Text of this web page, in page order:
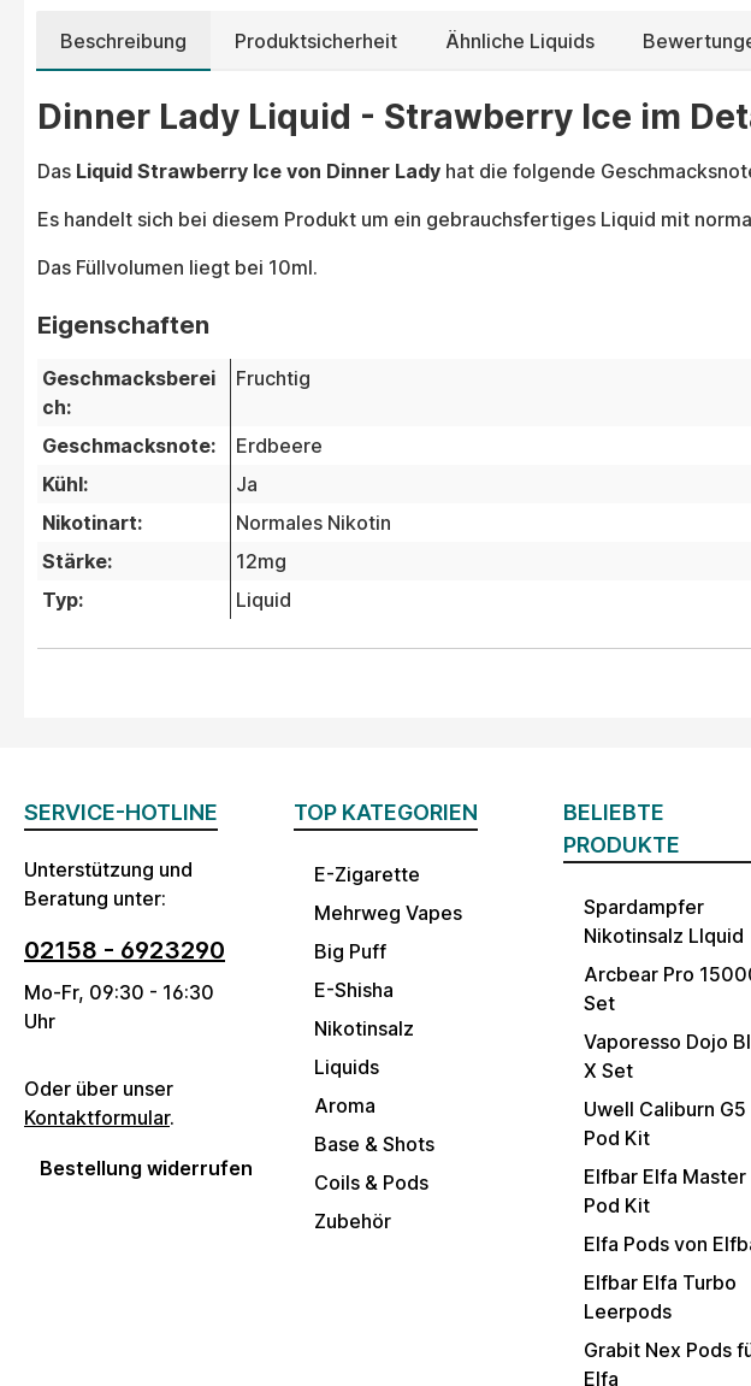
Beschreibung Produktsicherheit Ähnliche Liquids
Dinner Lady Liquid - Strawberry Ice im
Das Liquid Strawberry Ice von Dinner Lady hat die folgende
Es handelt sich bei diesem Produkt um ein gebrauchsfertiges Liquid mit
Das Füllvolumen liegt bei 10ml.
Eigenschaften
Geschmacksberei
ch:
Fruchtig
Geschmacksnote:
Erdbeere
Kühl:
Ja
Nikotinart:
Normales Nikotin
Stärke:
12mg
Typ:
Liquid
SERVICE-HOTLINE
Unterstützung und
Beratung unter:
02158 - 6923290
Mo-Fr, 09:30 - 16:30
Uhr
Oder über unser
Kontaktformular.
Bestellung widerrufen
TOP KATEGORIEN
E-Zigarette
Mehrweg Vapes
Big Puff
E-Shisha
Nikotinsalz
Liquids
Aroma
Base & Shots
Coils & Pods
Zubehör
BELIEBTE
PRODUKTE
Spardampfer
Nikotinsalz LIquid
Arcbear Pro
Set
Vaporesso Dojo
X Set
Uwell Caliburn G5
Pod Kit
Elfbar Elfa Master
Pod Kit
Elfa Pods von
Elfbar Elfa Turbo
Leerpods
Grabit Nex Pods
Elfa